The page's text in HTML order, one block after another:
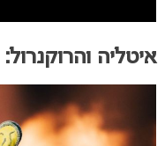
איטליה